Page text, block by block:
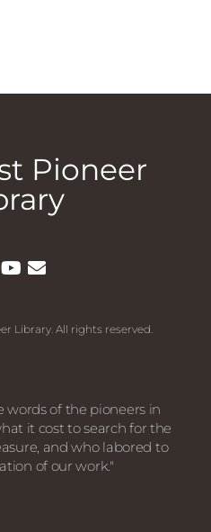
Pioneer
Library. All rights reserved.
words of the pioneers in
it cost to search for the
and who labored to
of our work."